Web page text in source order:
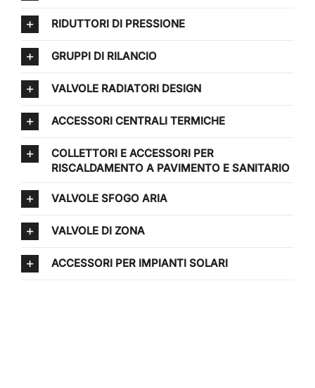
RIDUTTORI DI PRESSIONE
GRUPPI DI RILANCIO
VALVOLE RADIATORI DESIGN
ACCESSORI CENTRALI TERMICHE
COLLETTORI E ACCESSORI PER
RISCALDAMENTO A PAVIMENTO E SANITARIO
VALVOLE SFOGO ARIA
VALVOLE DI ZONA
ACCESSORI PER IMPIANTI SOLARI